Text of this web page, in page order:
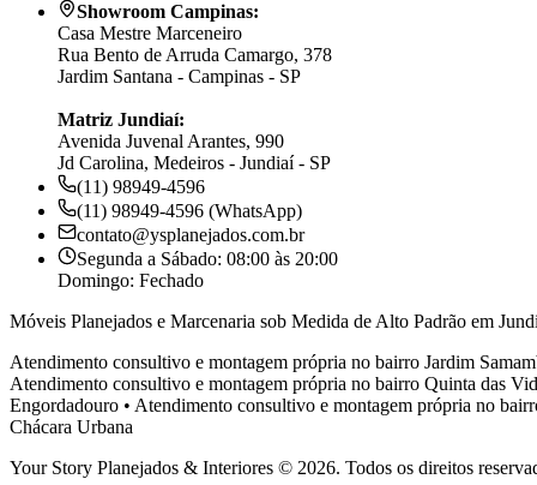
Showroom Campinas:
Casa Mestre Marceneiro
Rua Bento de Arruda Camargo, 378
Jardim Santana - Campinas - SP
Matriz Jundiaí:
Avenida Juvenal Arantes, 990
Jd Carolina, Medeiros - Jundiaí - SP
(11) 98949-4596
(11) 98949-4596 (WhatsApp)
contato@ysplanejados.com.br
Segunda a Sábado: 08:00 às 20:00
Domingo: Fechado
Móveis Planejados e Marcenaria sob Medida de Alto Padrão em
Atendimento consultivo e montagem própria no bairro Jardim
Atendimento consultivo e montagem própria no bairro Quinta das
Engordadouro • Atendimento consultivo e montagem própria no
Chácara Urbana
Your Story Planejados & Interiores © 2026. Todos os direitos